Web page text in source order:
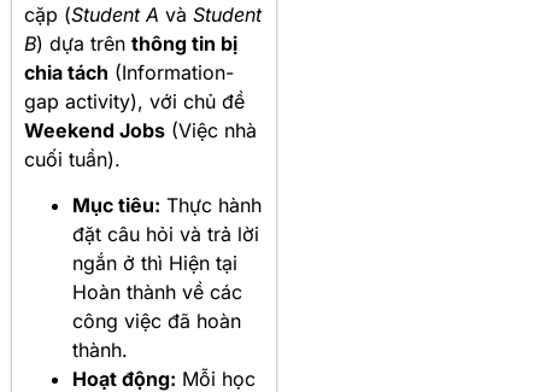
cặp (Student A và Student
B) dựa trên thông tin bị
chia tách (Information-
gap activity), với chủ đề
Weekend Jobs (Việc nhà
cuối tuần).
Mục tiêu: Thực hành
đặt câu hỏi và trả lời
ngắn ở thì Hiện tại
Hoàn thành về các
công việc đã hoàn
thành.
Hoạt động: Mỗi học